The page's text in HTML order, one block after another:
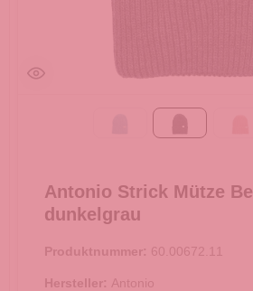
dunkelgrau
Antonio Strick Mütze
dunkelgrau
Produktnummer: 60.00672.11
Hersteller: Antonio